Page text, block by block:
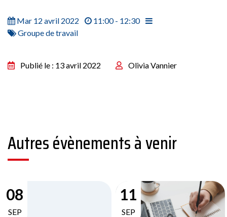
Mar 12 avril 2022
11:00 - 12:30
Groupe de travail
Publié le : 13 avril 2022 Olivia Vannier
Autres évènements à venir
08
SEP
11
SEP